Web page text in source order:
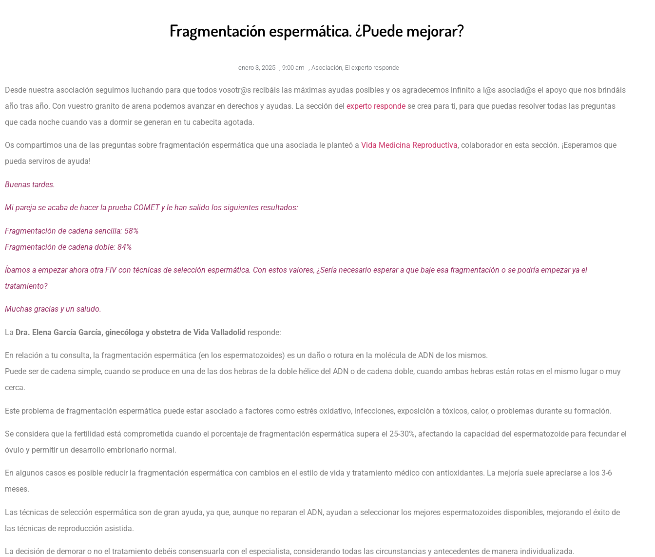
Fragmentación espermática. ¿Puede mejorar?
enero 3, 2025 , 9:00 am , Asociación, El experto responde
Desde nuestra asociación seguimos luchando para que todos vosotr@s recibáis las máximas ayudas posibles y os agradecemos infinito a l@s asociad@s el apoyo que nos brindáis
año tras año. Con vuestro granito de arena podemos avanzar en derechos y ayudas. La sección del experto responde se crea para ti, para que puedas resolver todas las preguntas
que cada noche cuando vas a dormir se generan en tu cabecita agotada.
Os compartimos una de las preguntas sobre fragmentación espermática que una asociada le planteó a Vida Medicina Reproductiva, colaborador en esta sección. ¡Esperamos que
pueda serviros de ayuda!
Buenas tardes.
Mi pareja se acaba de hacer la prueba COMET y le han salido los siguientes resultados:
Fragmentación de cadena sencilla: 58%
Fragmentación de cadena doble: 84%
Íbamos a empezar ahora otra FIV con técnicas de selección espermática. Con estos valores, ¿Sería necesario esperar a que baje esa fragmentación o se podría empezar ya el
tratamiento?
Muchas gracias y un saludo.
La Dra. Elena García García, ginecóloga y obstetra de Vida Valladolid responde:
En relación a tu consulta, la fragmentación espermática (en los espermatozoides) es un daño o rotura en la molécula de ADN de los mismos.
Puede ser de cadena simple, cuando se produce en una de las dos hebras de la doble hélice del ADN o de cadena doble, cuando ambas hebras están rotas en el mismo lugar o muy
cerca.
Este problema de fragmentación espermática puede estar asociado a factores como estrés oxidativo, infecciones, exposición a tóxicos, calor, o problemas durante su formación.
Se considera que la fertilidad está comprometida cuando el porcentaje de fragmentación espermática supera el 25-30%, afectando la capacidad del espermatozoide para fecundar el
óvulo y permitir un desarrollo embrionario normal.
En algunos casos es posible reducir la fragmentación espermática con cambios en el estilo de vida y tratamiento médico con antioxidantes. La mejoría suele apreciarse a los 3-6
meses.
Las técnicas de selección espermática son de gran ayuda, ya que, aunque no reparan el ADN, ayudan a seleccionar los mejores espermatozoides disponibles, mejorando el éxito de
las técnicas de reproducción asistida.
La decisión de demorar o no el tratamiento debéis consensuarla con el especialista, considerando todas las circunstancias y antecedentes de manera individualizada.